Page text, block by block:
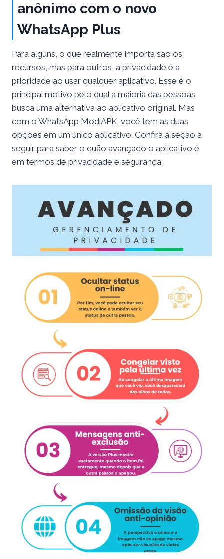
anônimo com o novo
WhatsApp Plus
Para alguns, o que realmente importa são os
recursos, mas para outros, a privacidade é a
prioridade ao usar qualquer aplicativo. Esse é o
principal motivo pelo qual a maioria das pessoas
busca uma alternativa ao aplicativo original. Mas
com o WhatsApp Mod APK, você tem as duas
opções em um único aplicativo. Confira a seção a
seguir para saber o quão avançado o aplicativo é
em termos de privacidade e segurança.